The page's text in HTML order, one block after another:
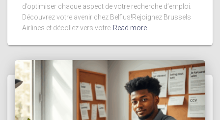
d’optimiser chaque aspect de votre recherche d’emploi.
Découvrez votre avenir chez Belfius!Rejoignez Brussels
Airlines et décollez vers votre Read more…